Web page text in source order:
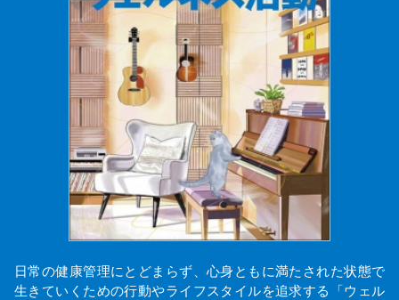
日常の健康管理にとどまらず、心身ともに満たされた状態で
生きていくための行動やライフスタイルを追求する「ウェル